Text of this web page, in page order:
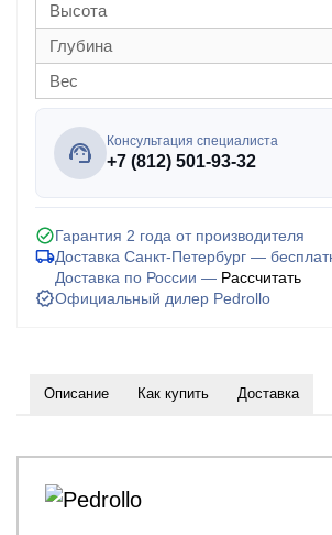
Высота
Глубина
Вес
Консультация специалиста
+7 (812) 501-93-32
Гарантия 2 года от производителя
Доставка Санкт-Петербург —
Доставка по России — Рассчитать
Официальный дилер Pedrollo
Описание Как купить Доставка